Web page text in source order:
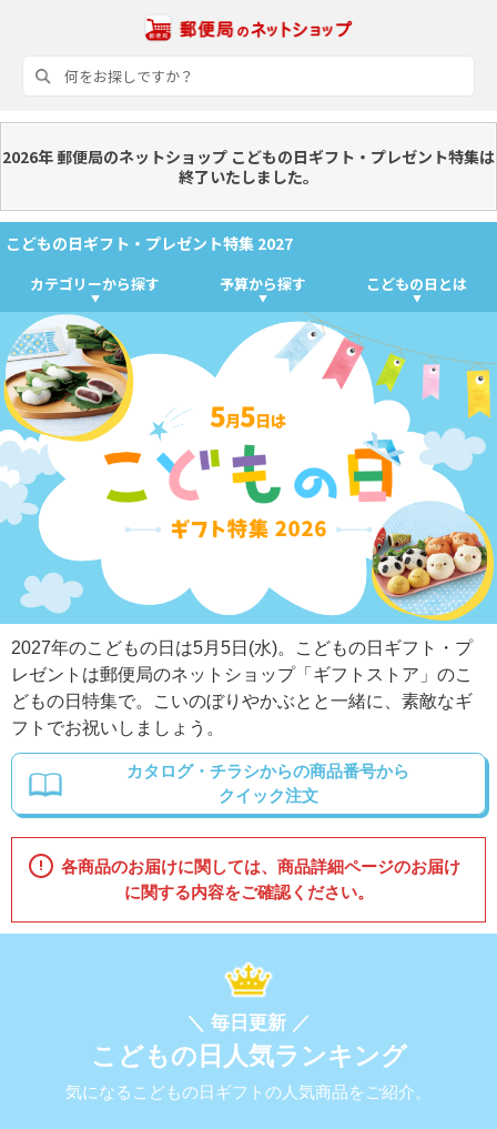
2026年 郵便局のネットショップ こどもの日ギフト・プレゼント特集は
終了いたしました。
こどもの日ギフト・プレゼント特集 2027
カテゴリーから探す 予算から探す こどもの日とは
2027年のこどもの日は5月5日(水)。こどもの日ギフト・プ
レゼントは郵便局のネットショップ「ギフトストア」のこ
どもの日特集で。こいのぼりやかぶとと一緒に、素敵なギ
フトでお祝いしましょう。
カタログ・チラシからの商品番号から
クイック注文
各商品のお届けに関しては、商品詳細ページのお届け
に関する内容をご確認ください。
＼ 毎日更新 ／
こどもの日人気ランキング
気になるこどもの日ギフトの人気商品をご紹介。